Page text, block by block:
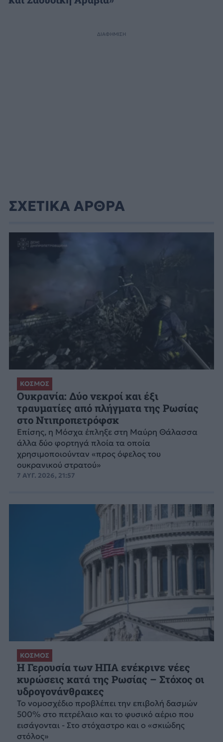
ΔΙΑΦΗΜΙΣΗ
ΣΧΕΤΙΚΑ ΑΡΘΡΑ
ΚΟΣΜΟΣ
Ουκρανία: Δύο νεκροί και έξι
τραυματίες από πλήγματα της Ρωσίας
στο Ντιπροπετρόφσκ
Επίσης, η Μόσχα έπληξε στη Μαύρη Θάλασσα
άλλα δύο φορτηγά πλοία τα οποία
χρησιμοποιούνταν «προς όφελος του
ουκρανικού στρατού»
7 ΑΥΓ. 2026, 21:57
ΚΟΣΜΟΣ
Η Γερουσία των ΗΠΑ ενέκρινε νέες
κυρώσεις κατά της Ρωσίας – Στόχος οι
υδρογονάνθρακες
Το νομοσχέδιο προβλέπει την επιβολή δασμών
500% στο πετρέλαιο και το φυσικό αέριο που
εισάγονται - Στο στόχαστρο και ο «σκιώδης
στόλος»